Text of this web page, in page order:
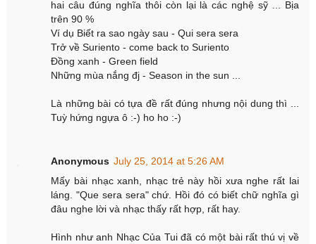
hai câu đúng nghĩa thôi còn lại là các nghệ sỹ ... Bịa
trên 90 %
Ví dụ Biết ra sao ngày sau - Qui sera sera
Trở về Suriento - come back to Suriento
Đồng xanh - Green field
Những mùa nắng đj - Season in the sun ...
Là những bài có tựa đề rất đúng nhưng nội dung thì ...
Tuỳ hứng ngựa ô :-) ho ho :-)
Anonymous July 25, 2014 at 5:26 AM
Mấy bài nhạc xanh, nhạc trẻ này hồi xưa nghe rất lai
láng. "Que sera sera" chứ. Hồi đó có biết chữ nghĩa gì
đâu nghe lời và nhạc thấy rất hợp, rất hay.
Hình như anh Nhạc Của Tui đã có một bài rất thú vị về